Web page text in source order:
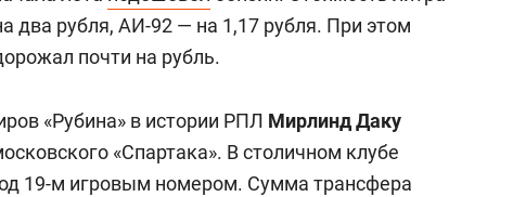
два рубля, АИ-92 — на 1,17 рубля. При этом
почти на рубль.
«Рубина» в истории РПЛ Мирлинд Даку
«Спартака». В столичном клубе
19-м игровым номером. Сумма трансфера